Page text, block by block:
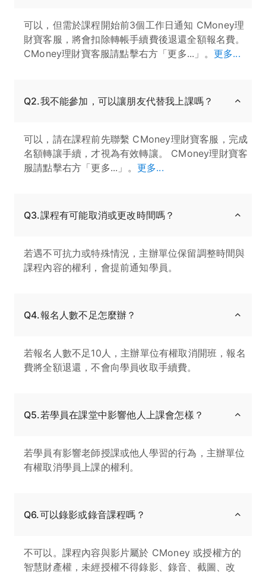
可以，但需於課程開始前3個工作日通知 CMoney理
財寶客服，將會扣除轉帳手續費後退還全額報名費。
CMoney理財寶客服請點擊右方「更多...」。 更多...
Q2.我不能參加，可以讓朋友代替我上課嗎？
可以，請在課程前先聯繫 CMoney理財寶客服，完成
名額轉讓手續，才視為有效轉讓。 CMoney理財寶客
服請點擊右方「更多...」。 更多...
Q3.課程有可能取消或更改時間嗎？
若遇不可抗力或特殊情況，主辦單位保留調整時間與
課程內容的權利，會提前通知學員。
Q4.報名人數不足怎麼辦？
若報名人數不足10人，主辦單位有權取消開班，報名
費將全額退還，不會向學員收取手續費。
Q5.若學員在課堂中影響他人上課會怎樣？
若學員有影響老師授課或他人學習的行為，主辦單位
有權取消學員上課的權利。
Q6.可以錄影或錄音課程嗎？
不可以。課程內容與影片屬於 CMoney 或授權方的
智慧財產權，未經授權不得錄影、錄音、截圖、改